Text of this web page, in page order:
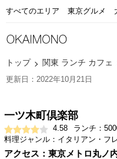
すべてのエリア 東京グルメ
トップ 関東 ランチ カフェ
更新日：2022年10月21日
一ツ木町倶楽部
4.58 ランチ：
料理ジャンル：イタリアン・フ
アクセス：東京メトロ丸ノ